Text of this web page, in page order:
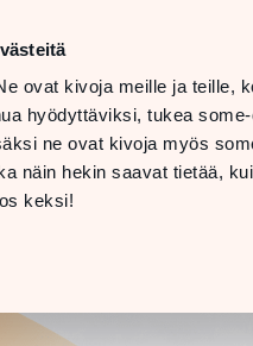
ovat kivoja meille ja teille,
hyödyttäviksi, tukea
ne ovat kivoja myös
näin hekin saavat tietää,
keksi!